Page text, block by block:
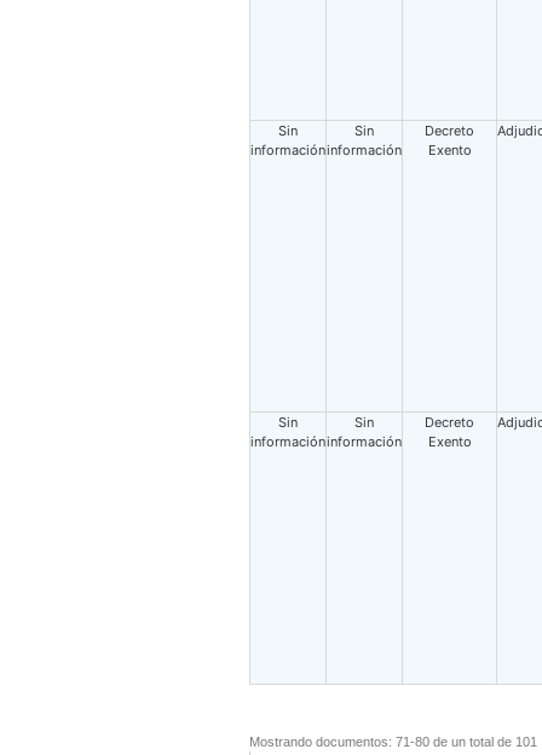
Sin
información
Sin
información
Decreto
Exento
Sin
información
Sin
información
Decreto
Exento
Mostrando documentos: 71-80 de un total de 101